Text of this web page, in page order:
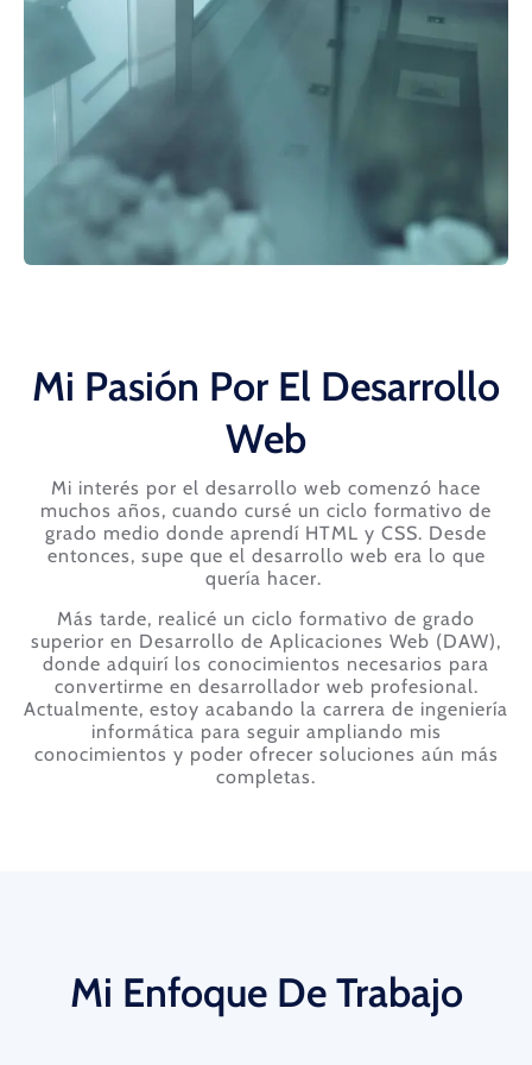
Mi Pasión Por El Desarrollo
Web
Mi interés por el desarrollo web comenzó hace
muchos años, cuando cursé un ciclo formativo de
grado medio donde aprendí HTML y CSS. Desde
entonces, supe que el desarrollo web era lo que
quería hacer.
Más tarde, realicé un ciclo formativo de grado
superior en Desarrollo de Aplicaciones Web (DAW),
donde adquirí los conocimientos necesarios para
convertirme en desarrollador web profesional.
Actualmente, estoy acabando la carrera de ingeniería
informática para seguir ampliando mis
conocimientos y poder ofrecer soluciones aún más
completas.
Mi Enfoque De Trabajo